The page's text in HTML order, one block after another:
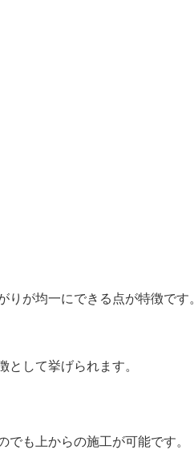
が均一にできる点が特徴です。
して挙げられます。
も上からの施工が可能です。